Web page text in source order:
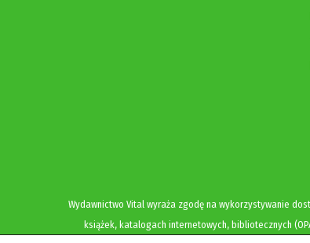
Wydawnictwo Vital wyraża zgodę na wykorzystywanie
książek, katalogach internetowych, bibliotecznych